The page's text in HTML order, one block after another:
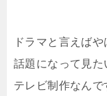
ドラマと言えば
話題になって見
テレビ制作なんで